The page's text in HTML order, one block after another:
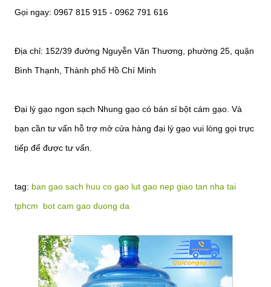
Gọi ngay: 0967 815 915 - 0962 791 616
Địa chỉ: 152/39 đường Nguyễn Văn Thương, phường 25, quận
Bình Thạnh, Thành phố Hồ Chí Minh
Đại lý gạo ngon sạch Nhung gạo có bán sỉ bột cám gạo. Và
bạn cần tư vấn hỗ trợ mở cửa hàng đại lý gạo vui lòng gọi trực
tiếp để được tư vấn.
tag: ban gao sach huu co gao lut gao nep giao tan nha tai
tphcm
bot cam gao duong da